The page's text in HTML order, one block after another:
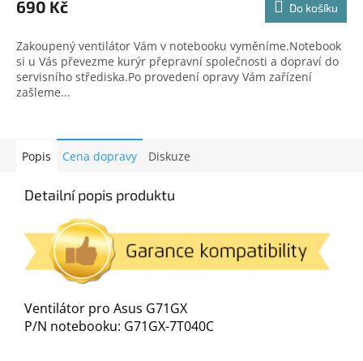
690 Kč Do košíku
Zakoupený ventilátor Vám v notebooku vyměníme.Notebook
si u Vás převezme kurýr přepravní společnosti a dopraví do
servisního střediska.Po provedení opravy Vám zařízení
zašleme...
Popis Cena dopravy Diskuze
Detailní popis produktu
Ventilátor pro Asus G71GX
P/N notebooku: G71GX-7T040C